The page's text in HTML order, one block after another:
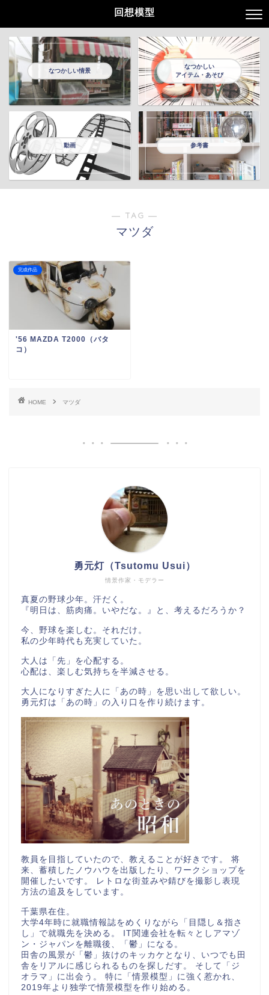
回想模型
なつかしい情景
なつかしい
アイテム・あそび
動画 参考書
― TAG ―
マツダ
完成作品
'56 MAZDA T2000（バタ
コ）
HOME マツダ
情景作家・モデラー
勇元灯（Tsutomu Usui）
真夏の野球少年。汗だく。
『明日は、筋肉痛。いやだな。』と、考えるだろうか？
今、野球を楽しむ。それだけ。
私の少年時代も充実していた。
大人は「先」を心配する。
心配は、楽しむ気持ちを半減させる。
大人になりすぎた人に「あの時」を思い出して欲しい。
勇元灯は「あの時」の入り口を作り続けます。
教員を目指していたので、教えることが好きです。 将
来、蓄積したノウハウを出版したり、ワークショップを
開催したいです。 レトロな街並みや錆びを撮影し表現
方法の追及をしています。
千葉県在住。
大学4年時に就職情報誌をめくりながら「目隠し＆指さ
し」で就職先を決める。 IT関連会社を転々としアマゾ
ン・ジャパンを離職後、「鬱」になる。
田舎の風景が「鬱」抜けのキッカケとなり、いつでも田
舎をリアルに感じられるものを探しだす。 そして「ジ
オラマ」に出会う。 特に「情景模型」に強く惹かれ、
2019年より独学で情景模型を作り始める。